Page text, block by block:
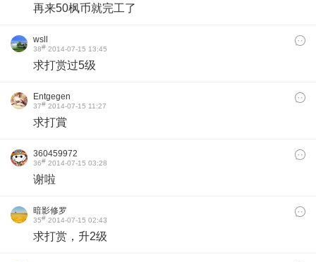
再来50枫币就完工了
wsll
38# 2014-07-15 13:45
求打赏过5级
Entgegen
37# 2014-07-15 11:27
求打賞
360459972
36# 2014-07-15 03:28
谢啦
暗影修罗
35# 2014-07-15 02:43
求打赏，升2级